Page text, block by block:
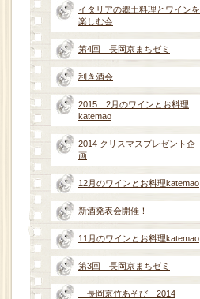
イタリアの郷土料理とワインを
楽しむ会
第4回 長岡京まちゼミ
利き酒会
2015 2月のワインとお料理
katemao
2014 クリスマスプレゼント企
画
12月のワインとお料理katemao
新酒発表会開催！
11月のワインとお料理katemao
第3回 長岡京まちゼミ
長岡京竹あそび 2014